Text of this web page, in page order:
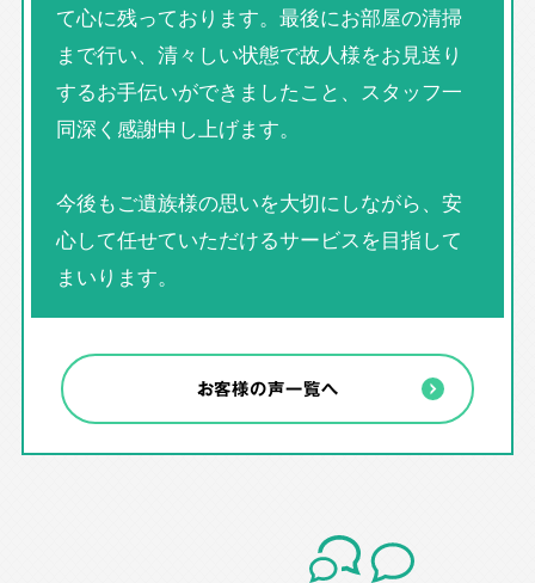
て心に残っております。最後にお部屋の清掃
まで行い、清々しい状態で故人様をお見送り
するお手伝いができましたこと、スタッフ一
同深く感謝申し上げます。
今後もご遺族様の思いを大切にしながら、安
心して任せていただけるサービスを目指して
まいります。
お客様の声一覧へ